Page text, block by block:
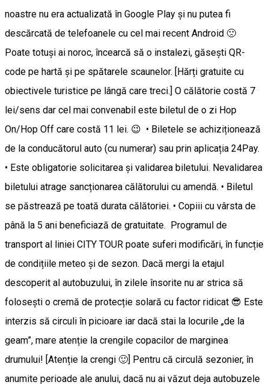
noastre nu era actualizată în Google Play și nu putea fi
descărcată de telefoanele cu cel mai recent Android 🙁
Poate totuși ai noroc, încearcă să o instalezi, găsești QR-
code pe hartă și pe spătarele scaunelor. [Hărți gratuite cu
obiectivele turistice pe lângă care treci.] O călătorie costă 7
lei/sens dar cel mai convenabil este biletul de o zi Hop
On/Hop Off care costă 11 lei. 😉 • Biletele se achiziționează
de la conducătorul auto (cu numerar) sau prin aplicația 24Pay.
• Este obligatorie solicitarea și validarea biletului. Nevalidarea
biletului atrage sancționarea călătorului cu amendă. • Biletul
se păstrează pe toată durata călătoriei. • Copiii cu vârsta de
până la 5 ani beneficiază de gratuitate. Programul de
transport al liniei CITY TOUR poate suferi modificări, în funcție
de condițiile meteo și de sezon. Dacă mergi la etajul
descoperit al autobuzului, în zilele însorite nu ar strica să
folosești o cremă de protecție solară cu factor ridicat 😎 Este
interzis să circuli în picioare iar dacă stai la locurile „de la
geam”, mare atenție la crengile copacilor de marginea
drumului! [Atenție la crengi 🙂] Pentru că circulă sezonier, în
anumite perioade ale anului, dacă nu ai văzut deja autobuzele